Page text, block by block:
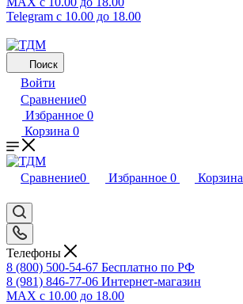
Telegram с 10.00 до 18.00
Поиск
Войти
Сравнение0
Избранное 0
Корзина 0
Сравнение0 Избранное 0 Корзина
Телефоны
8 (800) 500-54-67 Бесплатно по РФ
8 (981) 846-77-06 Интернет-магазин
MAX с 10.00 до 18.00